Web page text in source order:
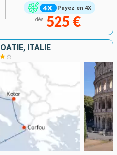
Payez en 4X
dès 525 €
ITALIE